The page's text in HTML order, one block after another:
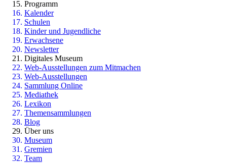
Programm
Kalender
Schulen
Kinder und Jugendliche
Erwachsene
Newsletter
Digitales Museum
Web-Ausstellungen zum Mitmachen
Web-Ausstellungen
Sammlung Online
Mediathek
Lexikon
Themensammlungen
Blog
Über uns
Museum
Gremien
Team